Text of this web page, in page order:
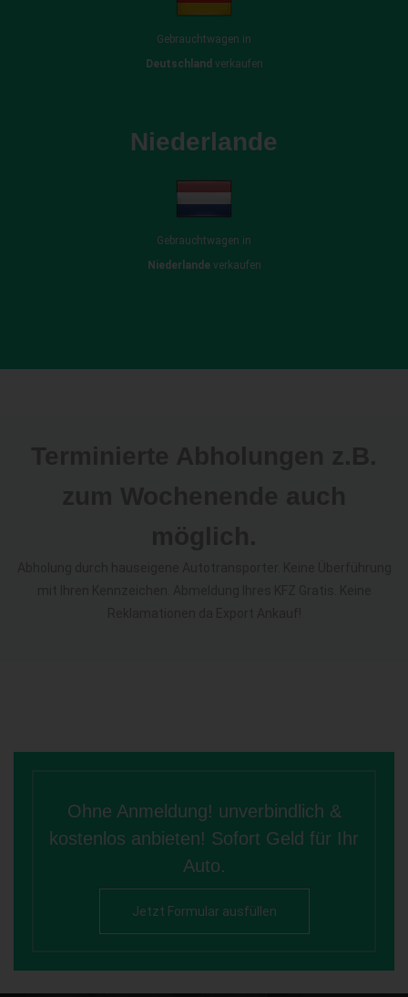
Gebrauchtwagen in
Deutschland verkaufen
Niederlande
Gebrauchtwagen in
Niederlandeverkaufen
Ohne Anmeldung! unverbindlich &
kostenlos anbieten! Sofort Geld für Ihr
Auto.
Jetzt Formular ausfüllen